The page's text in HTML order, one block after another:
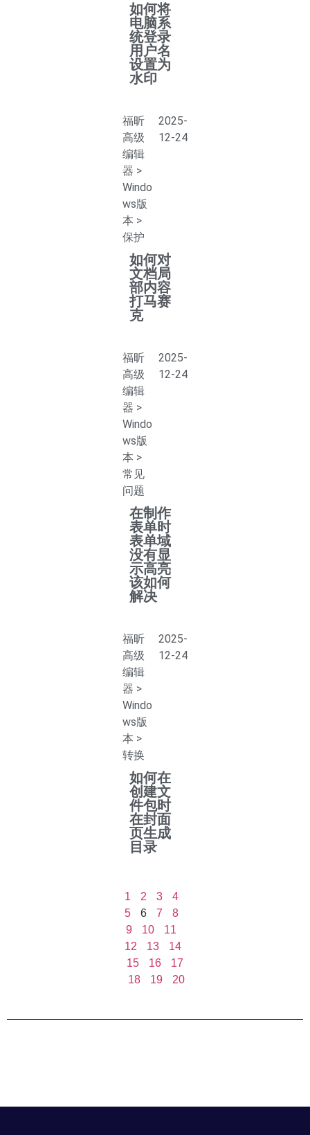
如何将
电脑系
统登录
用户名
设置为
水印
福昕
高级
编辑
器 >
Windo
ws版
本 >
保护
2025-
12-24
如何对
文档局
部内容
打马赛
克
福昕
高级
编辑
器 >
Windo
ws版
本 >
常见
问题
2025-
12-24
在制作
表单时
表单域
没有显
示高亮
该如何
解决
福昕
高级
编辑
器 >
Windo
ws版
本 >
转换
2025-
12-24
如何在
创建文
件包时
在封面
页生成
目录
1 2 3
4
5
6 7
8
9
10
11
12
13
14
15
16
17
18
19 20